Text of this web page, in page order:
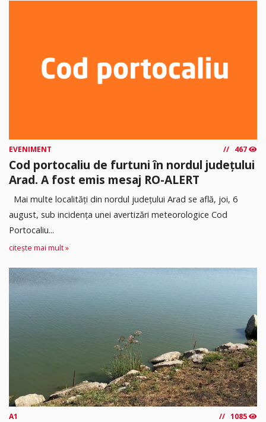
EVENIMENT 467
Cod portocaliu de furtuni în nordul județului
Arad. A fost emis mesaj RO-ALERT
Mai multe localități din nordul județului Arad se află, joi, 6
august, sub incidența unei avertizări meteorologice Cod
Portocaliu...
citește mai mult »
A1 1085